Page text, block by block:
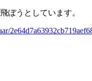
ぼうとしています。